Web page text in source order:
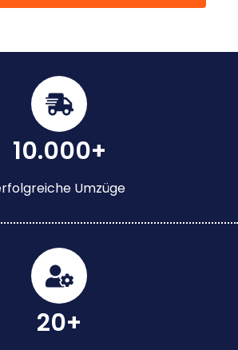
10.000+
Umzüge
20+